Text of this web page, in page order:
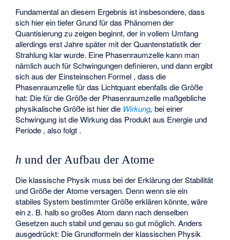
Fundamental an diesem Ergebnis ist insbesondere, dass
sich hier ein tiefer Grund für das Phänomen der
Quantisierung zu zeigen beginnt, der in vollem Umfang
allerdings erst Jahre später mit der Quantenstatistik der
Strahlung klar wurde. Eine Phasenraumzelle kann man
nämlich auch für Schwingungen definieren, und dann ergibt
sich aus der Einsteinschen Formel , dass die
Phasenraumzelle für das Lichtquant ebenfalls die Größe
hat: Die für die Größe der Phasenraumzelle maßgebliche
physikalische Größe ist hier die Wirkung, bei einer
Schwingung ist die Wirkung das Produkt aus Energie und
Periode , also folgt .
h und der Aufbau der Atome
Die klassische Physik muss bei der Erklärung der Stabilität
und Größe der Atome versagen. Denn wenn sie ein
stabiles System bestimmter Größe erklären könnte, wäre
ein z. B. halb so großes Atom dann nach denselben
Gesetzen auch stabil und genau so gut möglich. Anders
ausgedrückt: Die Grundformeln der klassischen Physik